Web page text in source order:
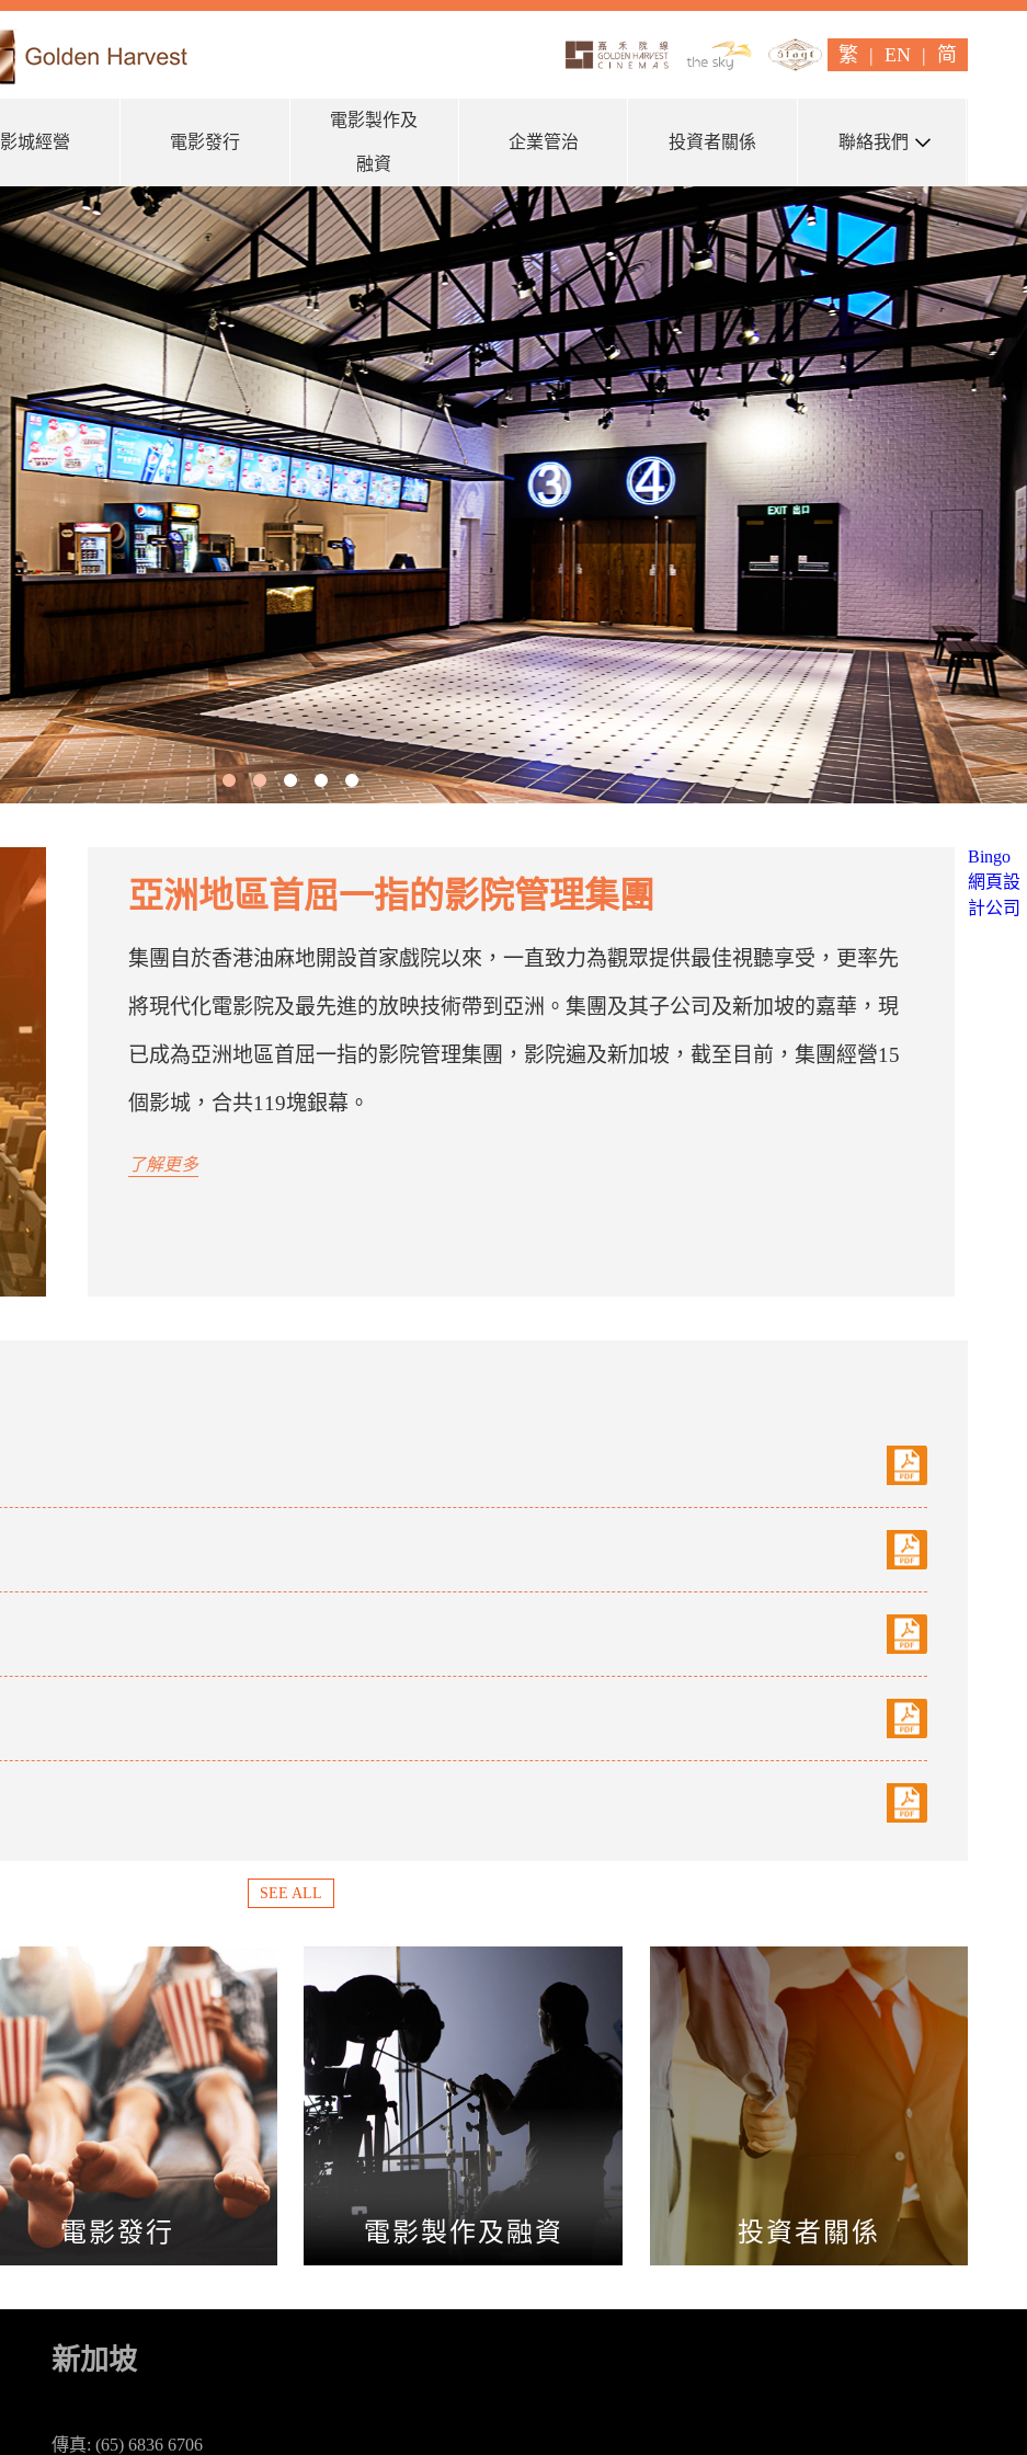
繁 | EN | 简
影城經營 電影發行
電影製作及
融資
企業管治 投資者關係 聯絡我們
亞洲地區首屈一指的影院管理集團
集團自於香港油麻地開設首家戲院以來，一直致力為觀眾提供最佳視聽享受，更率先
將現代化電影院及最先進的放映技術帶到亞洲。集團及其子公司及新加坡的嘉華，現
已成為亞洲地區首屈一指的影院管理集團，影院遍及新加坡，截至目前，集團經營15
個影城，合共119塊銀幕。
了解更多
SEE ALL
電影發行 電影製作及融資 投資者關係
Bingo
網頁設
計公司
新加坡
傳真: (65) 6836 6706